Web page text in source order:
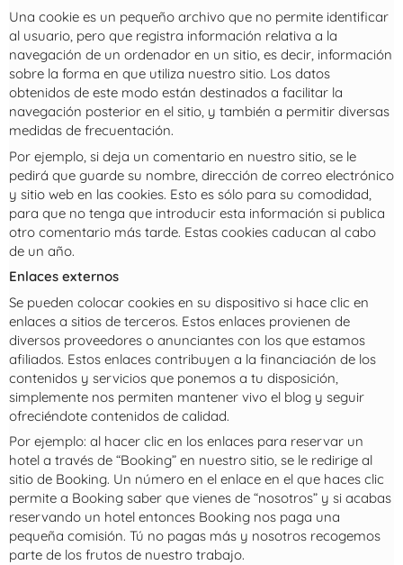
Una cookie es un pequeño archivo que no permite identificar
al usuario, pero que registra información relativa a la
navegación de un ordenador en un sitio, es decir, información
sobre la forma en que utiliza nuestro sitio. Los datos
obtenidos de este modo están destinados a facilitar la
navegación posterior en el sitio, y también a permitir diversas
medidas de frecuentación.
Por ejemplo, si deja un comentario en nuestro sitio, se le
pedirá que guarde su nombre, dirección de correo electrónico
y sitio web en las cookies. Esto es sólo para su comodidad,
para que no tenga que introducir esta información si publica
otro comentario más tarde. Estas cookies caducan al cabo
de un año.
Enlaces externos
Se pueden colocar cookies en su dispositivo si hace clic en
enlaces a sitios de terceros. Estos enlaces provienen de
diversos proveedores o anunciantes con los que estamos
afiliados. Estos enlaces contribuyen a la financiación de los
contenidos y servicios que ponemos a tu disposición,
simplemente nos permiten mantener vivo el blog y seguir
ofreciéndote contenidos de calidad.
Por ejemplo: al hacer clic en los enlaces para reservar un
hotel a través de “Booking” en nuestro sitio, se le redirige al
sitio de Booking. Un número en el enlace en el que haces clic
permite a Booking saber que vienes de “nosotros” y si acabas
reservando un hotel entonces Booking nos paga una
pequeña comisión. Tú no pagas más y nosotros recogemos
parte de los frutos de nuestro trabajo.